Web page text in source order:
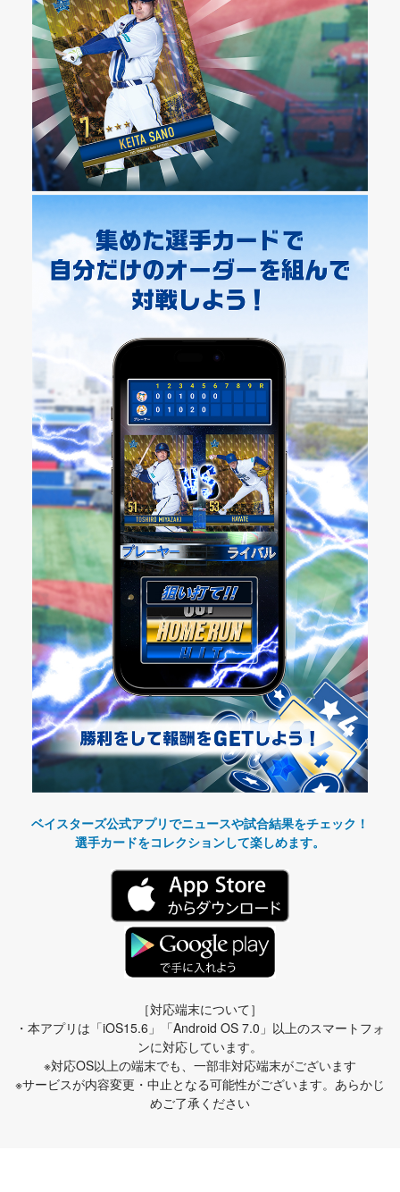
ベイスターズ公式アプリでニュースや試合結果をチェック！
選手カードをコレクションして楽しめます。
［対応端末について］
・本アプリは「iOS15.6」「Android OS 7.0」以上のスマートフォ
ンに対応しています。
※対応OS以上の端末でも、一部非対応端末がございます
※サービスが内容変更・中止となる可能性がございます。あらかじ
めご了承ください